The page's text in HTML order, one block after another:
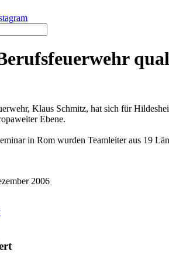
Klaus Schmitz, hat sich für
Ebene.
in Rom wurden Teamleiter aus 19
2006